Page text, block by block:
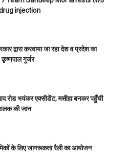
injection
द्वारा करवाया जा रहा देश व प्रदेश का
गुर्जर
रोड भयंकर एक्सीडेंट, मसीहा बनकर पहुँची
की जान
के लिए जागरूकता रैली का आयोजन